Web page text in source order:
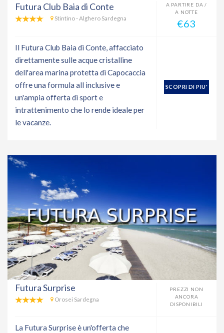
Futura Club Baia di Conte
Stintino - Alghero Sardegna
A PARTIRE DA /
A NOTTE
€63
Il Futura Club Baia di Conte, affacciato
direttamente sulle acque cristalline
dell'area marina protetta di Capocaccia
offre una formula all inclusive e
un'ampia offerta di sport e
intrattenimento che lo rende ideale per
le vacanze.
SCOPRI DI PIU'
Futura Surprise
Orosei Sardegna
PREZZI NON
ANCORA
DISPONIBILI
La Futura Surprise è un'offerta che